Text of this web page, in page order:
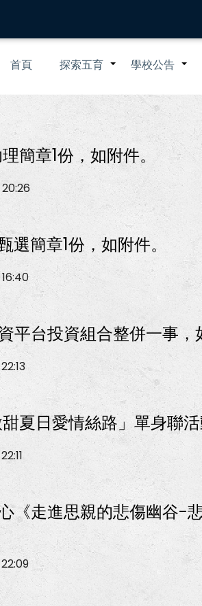
Main
navigation
首頁 +
探索五育 +
學校公告
簡章1份，如附件。
選簡章1份，如附件。
平台投資組合整併一事，
夏日愛情絲路」單身聯
《走進思親的悲傷幽谷-